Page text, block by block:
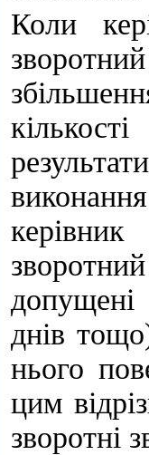
Коли
днів
нього
цим
зворотні